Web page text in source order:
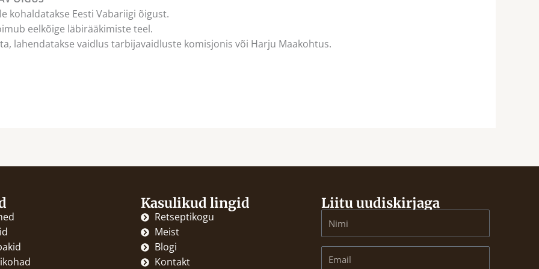
kohaldatakse Eesti Vabariigi õigust.
eelkõige läbirääkimiste teel.
lahendatakse vaidlus tarbijavaidluste komisjonis või Harju Maakohtus.
Kasulikud lingid
Retseptikogu
Meist
Blogi
Kontakt
Liitu uudiskirjaga